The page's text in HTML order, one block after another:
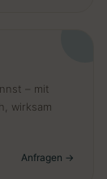
– mit
wirksam
Anfragen